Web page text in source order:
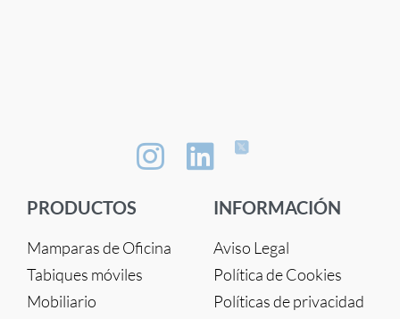
PRODUCTOS
Mamparas de Oficina
Tabiques móviles
Mobiliario
INFORMACIÓN
Aviso Legal
Política de Cookies
Políticas de privacidad